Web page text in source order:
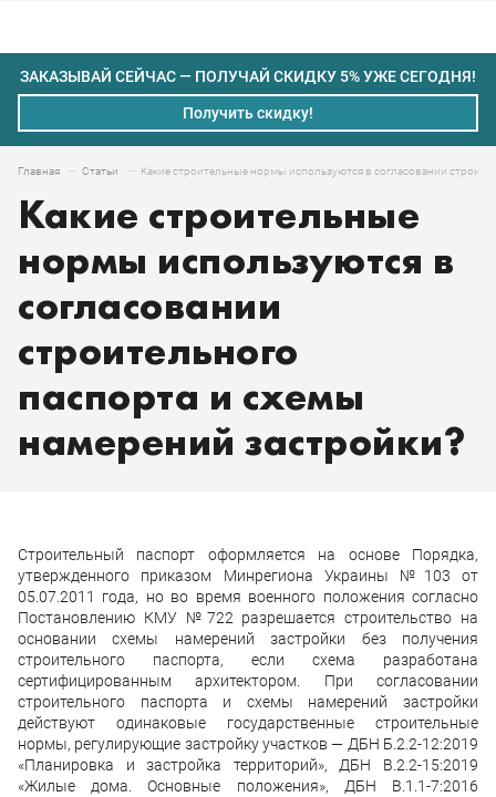
ЗАКАЗЫВАЙ СЕЙЧАС — ПОЛУЧАЙ СКИДКУ 5% УЖЕ СЕГОДНЯ!
Получить скидку!
Главная Статьи Какие строительные нормы используются в согласовании
Какие строительные
нормы используются в
согласовании
строительного
паспорта и схемы
намерений застройки?
Строительный паспорт оформляется на основе Порядка,
утвержденного приказом Минрегиона Украины №103 от
05.07.2011 года, но во время военного положения согласно
Постановлению КМУ №722 разрешается строительство на
основании схемы намерений застройки без получения
строительного паспорта, если схема разработана
сертифицированным архитектором. При согласовании
строительного паспорта и схемы намерений застройки
действуют одинаковые государственные строительные
нормы, регулирующие застройку участков — ДБН Б.2.2-12:2019
«Планировка и застройка территорий», ДБН В.2.2-15:2019
«Жилые дома. Основные положения», ДБН В.1.1-7:2016